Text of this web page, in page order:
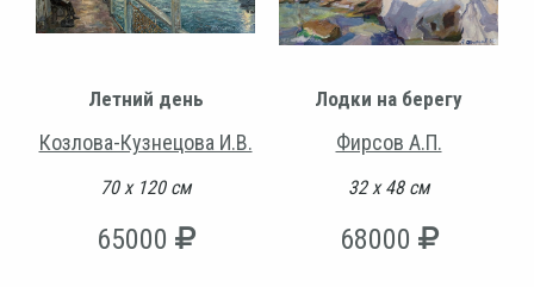
Летний день
Козлова-Кузнецова И.В.
70 х 120 см
65000
Лодки на берегу
Фирсов А.П.
32 х 48 см
68000